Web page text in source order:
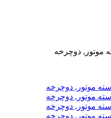
موتور, دوچرخه